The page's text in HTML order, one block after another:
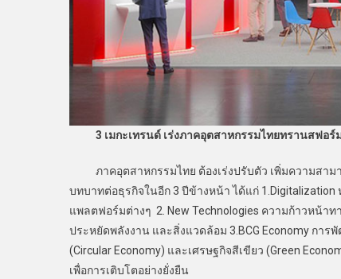
3 เมกะเทรนด์ เร่งภาคอุตสาหกรรมไทยทรานสฟอร์
ภาคอุตสาหกรรมไทย ต้องเร่งปรับตัว เพิ่มความสามา
บทบาทต่อธุรกิจในอีก 3 ปีข้างหน้า ได้แก่
แพลตฟอร์มต่างๆ 2. New Technologies ความก้าวหน้า
ประหยัดพลังงาน และสิ่งแวดล้อม 3.BCG Economy กา
(Circular Economy) และเศรษฐกิจสีเขียว (Green
เพื่อการเติบโตอย่างยั่งยืน